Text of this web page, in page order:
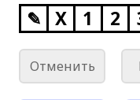
✎ X 1 2
Отменить